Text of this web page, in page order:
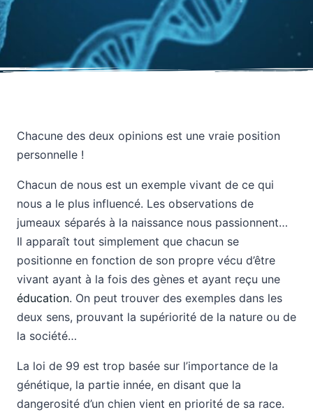
Chacune des deux opinions est une vraie position
personnelle !
Chacun de nous est un exemple vivant de ce qui
nous a le plus influencé. Les observations de
jumeaux séparés à la naissance nous passionnent…
Il apparaît tout simplement que chacun se
positionne en fonction de son propre vécu d’être
vivant ayant à la fois des gènes et ayant reçu une
éducation. On peut trouver des exemples dans les
deux sens, prouvant la supériorité de la nature ou de
la société…
La loi de 99 est trop basée sur l’importance de la
génétique, la partie innée, en disant que la
dangerosité d’un chien vient en priorité de sa race.